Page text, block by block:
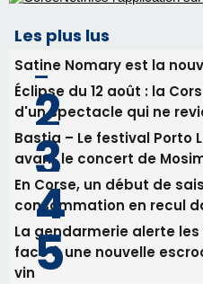
Les plus lus
Satine Nomary est la
Éclipse du 12 août : la
d'un spectacle qui ne
Bastia – Le festival Porto
avant le concert de
En Corse, un début de
consommation en recul
La gendarmerie alerte
face à une nouvelle
vin